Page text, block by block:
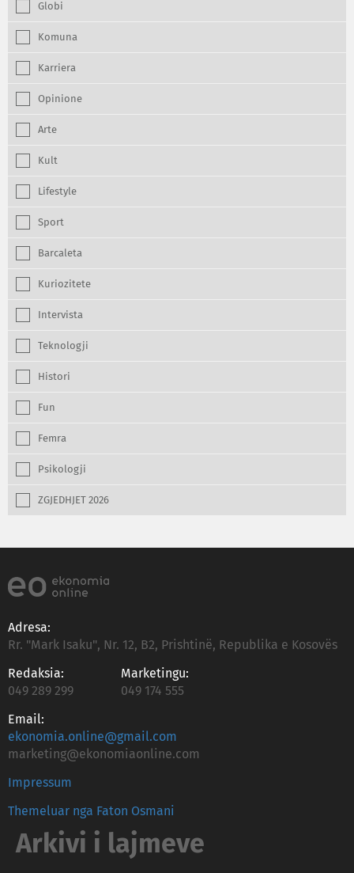
Globi
Komuna
Karriera
Opinione
Arte
Kult
Lifestyle
Sport
Barcaleta
Kuriozitete
Intervista
Teknologji
Histori
Fun
Femra
Psikologji
ZGJEDHJET 2026
Adresa:
Rr. "Mark Isaku", Nr. 12, B2, Prishtinë, Republika e Kosovës
Redaksia:
049 289 299
Marketingu:
049 174 555
Email:
ekonomia.online@gmail.com
marketing@ekonomiaonline.com
Impressum
Themeluar nga Faton Osmani
Arkivi i lajmeve